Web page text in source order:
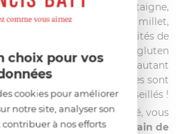
Farine de riz, châtaigne,
sarrasin, quinoa, maïs, millet,
lupin, guar, les possibilités de
recettes de pain sans gluten
sont innombrables, d’autant
que les mix de farines sont
bienvenus, voire conseillés !
Avec la même facilité, vous
pourrez réaliser du
pain de
choix pour vos
cookies pour améliorer
notre site, analyser son
à nos efforts